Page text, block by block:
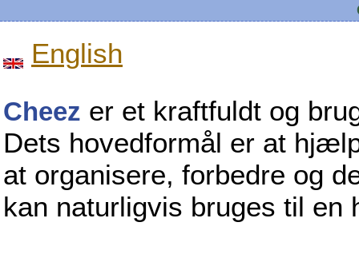
English
Cheez er et kraftfuldt og
Dets hovedformål er at
at organisere, forbedre og
kan naturligvis bruges til en